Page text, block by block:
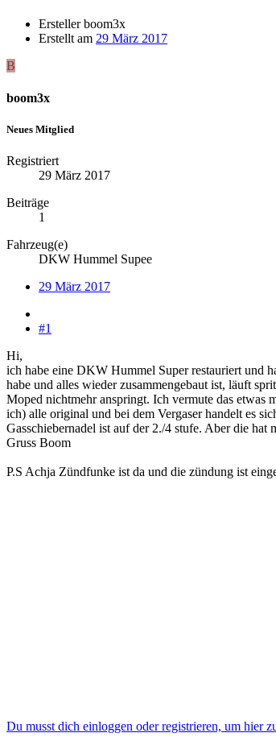
Erstellerboom3x
Erstellt am 29 März 2017
B
boom3x
Neues Mitglied
Registriert
29 März 2017
Beiträge
1
Fahrzeug(e)
DKW Hummel Supee
29 März 2017
#1
Hi,
ich habe eine DKW Hummel Super restauriert und
habe und alles wieder zusammengebaut ist, läuft
Moped nichtmehr anspringt. Ich vermute das etwas
ich) alle original und bei dem Vergaser handelt es
Gasschiebernadel ist auf der 2./4 stufe. Aber die
Gruss Boom
P.S Achja Zündfunke ist da und die zündung ist
Du musst dich einloggen oder registrieren, um hier